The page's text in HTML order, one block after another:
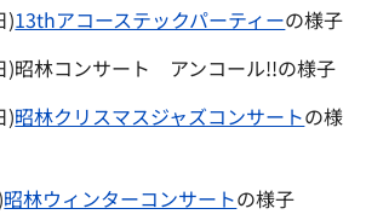
)13thアコーステックパーティーの様子
)昭林コンサート アンコール!!の様子
)昭林クリスマスジャズコンサートの様
昭林ウィンターコンサートの様子